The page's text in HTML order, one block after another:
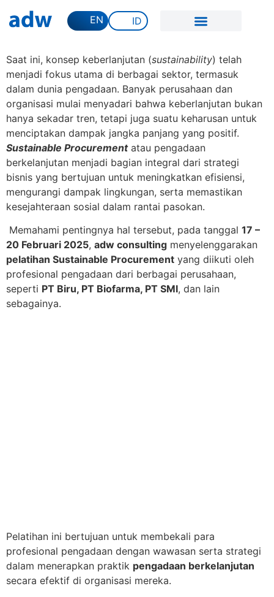
EN ID
Saat ini, konsep keberlanjutan (sustainability) telah
menjadi fokus utama di berbagai sektor, termasuk
dalam dunia pengadaan. Banyak perusahaan dan
organisasi mulai menyadari bahwa keberlanjutan bukan
hanya sekadar tren, tetapi juga suatu keharusan untuk
menciptakan dampak jangka panjang yang positif.
Sustainable Procurementatau pengadaan
berkelanjutan menjadi bagian integral dari strategi
bisnis yang bertujuan untuk meningkatkan efisiensi,
mengurangi dampak lingkungan, serta memastikan
kesejahteraan sosial dalam rantai pasokan.
Memahami pentingnya hal tersebut, pada tanggal 17 –
20 Februari 2025, adw consulting menyelenggarakan
pelatihan Sustainable Procurement yang diikuti oleh
profesional pengadaan dari berbagai perusahaan,
seperti PT Biru, PT Biofarma, PT SMI, dan lain
sebagainya.
Pelatihan ini bertujuan untuk membekali para
profesional pengadaan dengan wawasan serta strategi
dalam menerapkan praktik pengadaan berkelanjutan
secara efektif di organisasi mereka.